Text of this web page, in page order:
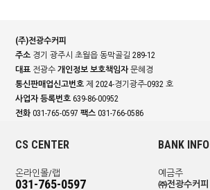
(주)전광수커피
주소 경기 광주시 초월읍 동막골길 289-12
대표 전광수개인정보 보호책임자문혜경
통신판매업신고번호 제 2024-경기광주-0932 호
사업자 등록번호 639-86-00952
전화 031-765-0597팩스 031-766-0586
CS CENTER
온라인몰/랩
031-765-0597
BANK INFO
예금주
㈜전광수커피